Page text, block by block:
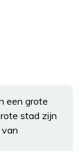
een grote
stad zijn